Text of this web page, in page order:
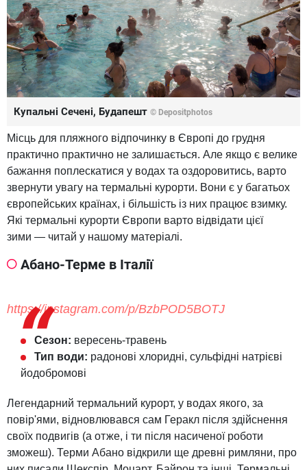
Купальні Сечені, Будапешт © Depositphotos
Місць для пляжного відпочинку в Європі до грудня
практично практично не залишається. Але якщо є велике
бажання поплескатися у водах та оздоровитись, варто
звернути увагу на термальні курорти. Вони є у багатьох
європейських країнах, і більшість із них працює взимку.
Які термальні курорти Європи варто відвідати цієї
зими — читай у нашому матеріалі.
Абано-Терме в Італії
https://instagram.com/p/BzbPOD5BOTJ
Сезон: вересень-травень
Тип води: радонові хлоридні, сульфідні натрієві
йодобромові
Легендарний термальний курорт, у водах якого, за
повір'ями, відновлювався сам Геракл після здійснення
своїх подвигів (а отже, і ти після насиченої роботи
зможеш). Терми Абано відкрили ще древні римляни, про